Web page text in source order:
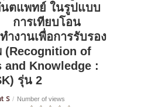
ตแพทย์ ในรูปแบบ
การเทียบโอน
งานเพื่อการรับรอง
of
Knowledge :
รุ่น 2
S / Number of views